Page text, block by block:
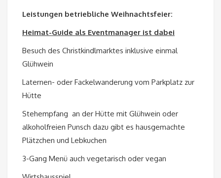
Leistungen betriebliche Weihnachtsfeier:
Heimat-Guide als Eventmanager ist dabei
Besuch des Christkindlmarktes inklusive einmal
Glühwein
Laternen- oder Fackelwanderung vom Parkplatz zur
Hütte
Stehempfang an der Hütte mit Glühwein oder
alkoholfreien Punsch dazu gibt es hausgemachte
Plätzchen und Lebkuchen
3-Gang Menü auch vegetarisch oder vegan